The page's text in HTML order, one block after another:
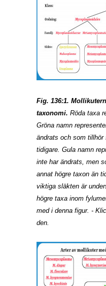
Fig. 136:1.
taxonomi. Röda taxa
Gröna namn
ändrats och som
tidigare. Gula namn
inte har ändrats, men
annat högre taxon än
viktiga släkten är
högre taxa inom
med i denna figur. -
den.